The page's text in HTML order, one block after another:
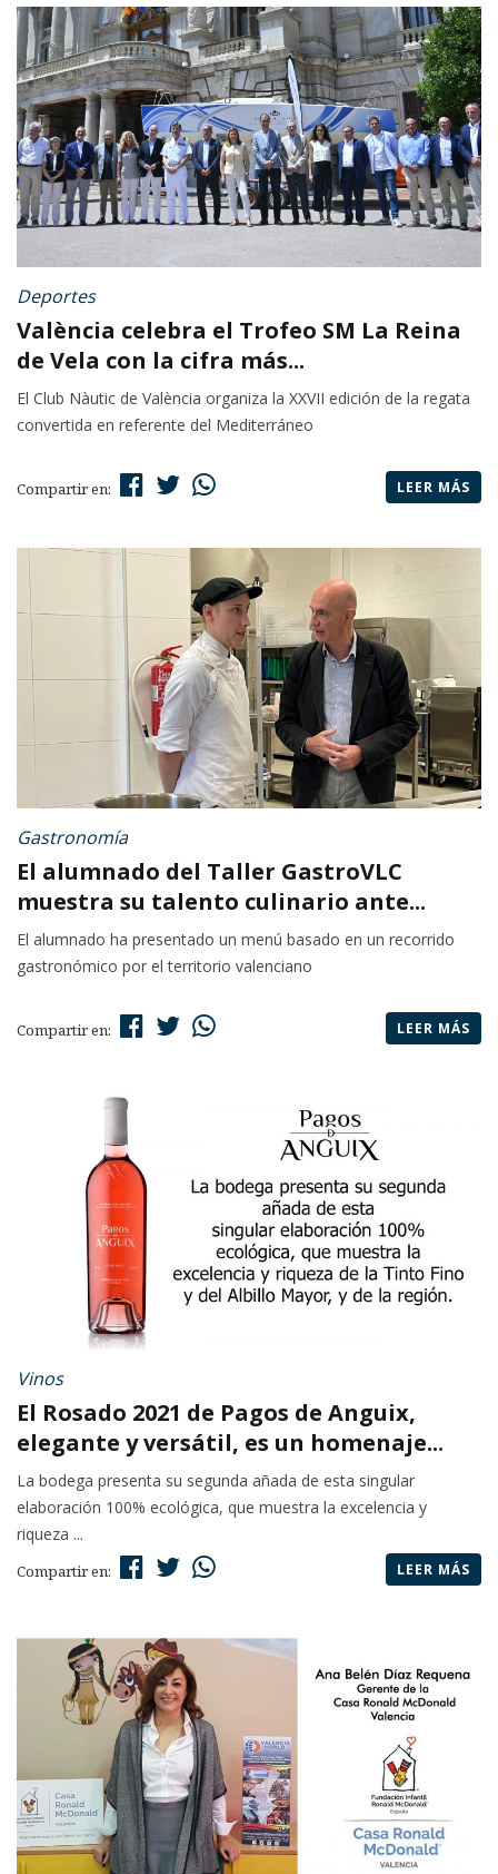
Deportes
València celebra el Trofeo SM La Reina
de Vela con la cifra más...
El Club Nàutic de València organiza la XXVII edición de la regata
convertida en referente del Mediterráneo
Compartir en: LEER MÁS
Gastronomía
El alumnado del Taller GastroVLC
muestra su talento culinario ante...
El alumnado ha presentado un menú basado en un recorrido
gastronómico por el territorio valenciano
Compartir en: LEER MÁS
Vinos
El Rosado 2021 de Pagos de Anguix,
elegante y versátil, es un homenaje...
La bodega presenta su segunda añada de esta singular
elaboración 100% ecológica, que muestra la excelencia y
riqueza ...
Compartir en: LEER MÁS